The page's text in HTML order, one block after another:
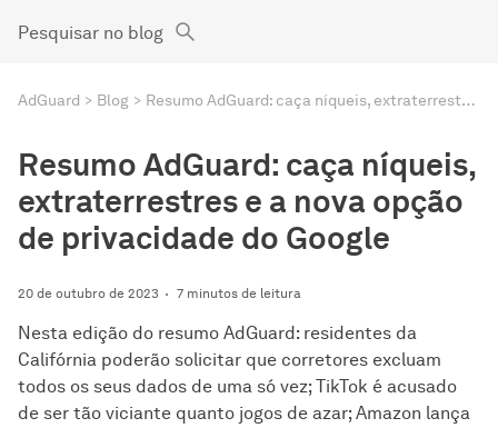
Pesquisar no blog
AdGuard Blog Resumo AdGuard: caça níqueis, extraterrestres e a nova opção de privacidade do Google
Resumo AdGuard: caça níqueis,
extraterrestres e a nova opção
de privacidade do Google
20 de outubro de 2023 7 minutos de leitura
Nesta edição do resumo AdGuard: residentes da
Califórnia poderão solicitar que corretores excluam
todos os seus dados de uma só vez; TikTok é acusado
de ser tão viciante quanto jogos de azar; Amazon lança